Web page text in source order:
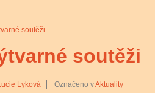
soutěži
soutěži
Lyková Označeno vAktuality